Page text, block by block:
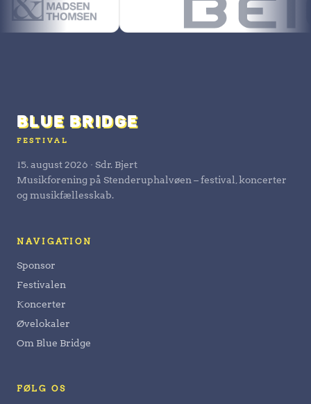
BLUE BRIDGE
FESTIVAL
15. august 2026 · Sdr. Bjert
Musikforening på Stenderuphalvøen – festival, koncerter
og musikfællesskab.
NAVIGATION
Sponsor
Festivalen
Koncerter
Øvelokaler
Om Blue Bridge
FØLG OS